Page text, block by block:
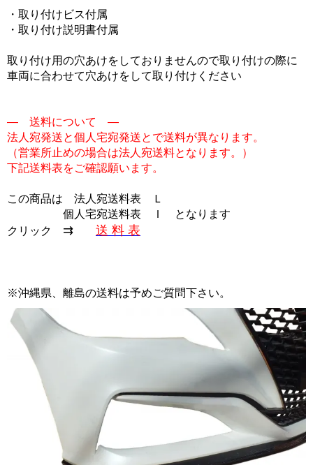
・取り付けビス付属
・取り付け説明書付属
取り付け用の穴あけをしておりませんので取り付けの際に
車両に合わせて穴あけをして取り付けください
― 送料について ―
法人宛発送と個人宅宛発送とで送料が異なります。
（営業所止めの場合は法人宛送料となります。）
下記送料表をご確認願います。
この商品は 法人宛送料表 Ｌ
個人宅宛送料表 Ｉ
となります
クリック ⇉ 送 料 表
※沖縄県、離島の送料は予めご質問下さい。